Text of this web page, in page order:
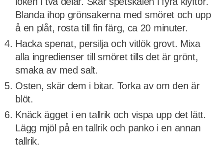
Blanda ihop grönsakerna med smöret och upp
å en plåt, rosta till fin färg, ca 20 minuter.
Hacka spenat, persilja och vitlök grovt. Mixa
alla ingredienser till smöret tills det är grönt,
smaka av med salt.
Osten, skär dem i bitar. Torka av om den är
blöt.
Knäck ägget i en tallrik och vispa upp det lätt.
Lägg mjöl på en tallrik och panko i en annan
tallrik.